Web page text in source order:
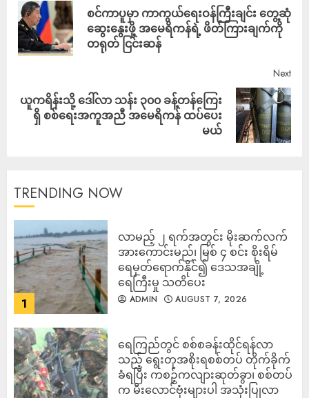
စင်ကာပူမှာ ကာကွယ်ရေးဝန်ကြီးချင်း တွေ့ဆုံ
ဆွေးနွေးဖို့ အမေရိကန်ရဲ့ ဖိတ်ကြားချက်ကို
တရုတ် ငြင်းဆန်
Next
ယူကရိန်းသို့ ဒေါ်လာ သန်း ၃၀၀ ခန့်တန်ကြေး
ရှိ စစ်ရေးအကူအညီ အမေရိကန် ထပ်ပေး
မယ်
TRENDING NOW
1
လာမည့် ၂ ရက်အတွင်း မိုးဆက်လက်
အားကောင်းမည်၊ မြစ် ၄ စင်း စိုးရိမ်
ရေမှတ်ရောက်နိုင်၍ ဒေသအချို့
ရေကြီးမှု သတိပေး
ADMIN AUGUST 7, 2026
ရေကြည်တွင် စစ်စခန်းထိုင်ရန်လာ
သည့် ရွေးတုအစိုးရစစ်တပ် တိုက်ခိုက်
ခံရပြီး ကစဉ့်ကလျားဆုတ်ခွာ၊ စစ်တပ်
က မီးလောင်ဗုံးများပါ အသုံးပြုလာ